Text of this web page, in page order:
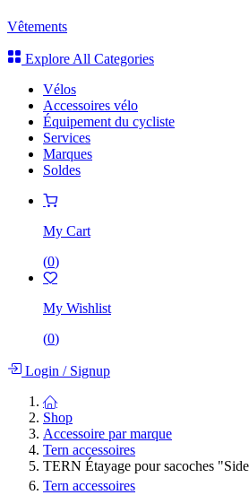
Vêtements
Explore All Categories
Vélos
Accessoires vélo
Équipement du cycliste
Services
Marques
Soldes
My Cart
(0)
My Wishlist
(0)
Login /Signup
Shop
Accessoire par marque
Tern accessoires
TERN Étayage pour sacoches
Tern accessoires